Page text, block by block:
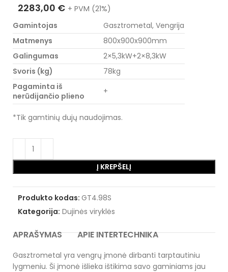
2283,00 € + PVM (21%)
Gamintojas
Gasztrometal, Vengrija
Matmenys
800x900x900mm
Galingumas
2×5,3kW+2×8,3kW
Svoris (kg)
78kg
Pagaminta iš
nerūdijančio plieno
+
*Tik gamtinių dujų naudojimas.
Į KREPŠELĮ
Produkto kodas: GT4.98S
Kategorija: Dujinės viryklės
APRAŠYMAS APIE INTERTECHNIKA
Gasztrometal yra vengrų įmonė dirbanti tarptautiniu
lygmeniu. Ši įmonė išlieka ištikima savo gaminiams jau